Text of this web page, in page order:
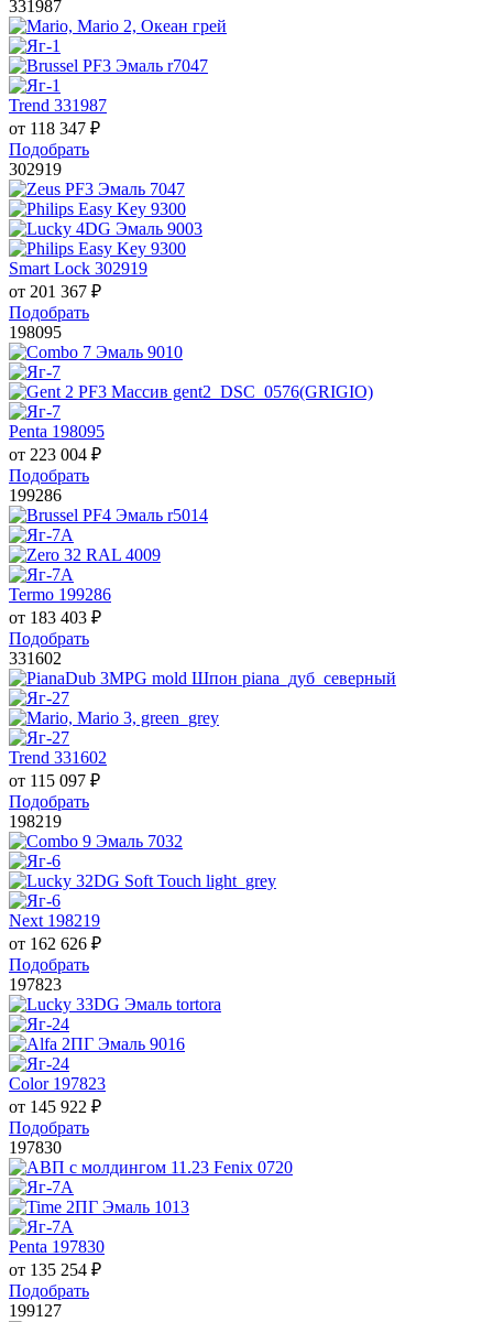
331987
Trend 331987
от 118 347 ₽
Подобрать
302919
Smart Lock 302919
от 201 367 ₽
Подобрать
198095
Penta 198095
от 223 004 ₽
Подобрать
199286
Termo 199286
от 183 403 ₽
Подобрать
331602
Trend 331602
от 115 097 ₽
Подобрать
198219
Next 198219
от 162 626 ₽
Подобрать
197823
Color 197823
от 145 922 ₽
Подобрать
197830
Penta 197830
от 135 254 ₽
Подобрать
199127